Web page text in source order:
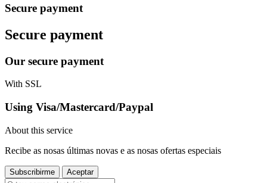
Secure payment
Secure payment
Our secure payment
With SSL
Using Visa/Mastercard/Paypal
About this service
Recibe as nosas últimas novas e as nosas ofertas especiais